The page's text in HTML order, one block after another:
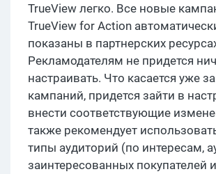
TrueView легко. Все новые
TrueView for Action
показаны в партнерских
Рекламодателям не придется
настраивать. Что касается уже
кампаний, придется зайти в
внести соответствующие
также рекомендует
типы аудиторий (по интересам,
заинтересованных покупателей